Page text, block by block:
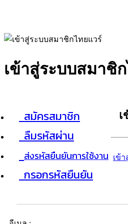
เข้าสู่ระบบสมาชิ
สมัครสมาชิก
ลืมรหัสผ่าน
ส่งรหัสยืนยันการใช้งาน
กรอกรหัสยืนยัน
เข้